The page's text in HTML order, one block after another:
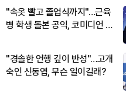
"속옷 빨고 졸업식까지"…근육
병 학생 돌본 공익, 코미디언 김
"경솔한 언행 깊이 반성"…고개
숙인 신동엽, 무슨 일이길래?